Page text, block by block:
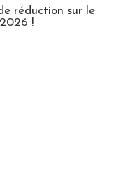
réduction sur le
!